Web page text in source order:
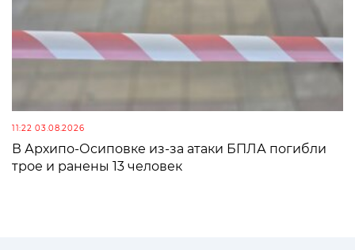
11:22 03.08.2026
В Архипо-Осиповке из-за атаки БПЛА погибли
трое и ранены 13 человек